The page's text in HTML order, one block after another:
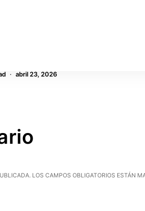
abril 23, 2026
LOS CAMPOS OBLIGATORIOS ESTÁN